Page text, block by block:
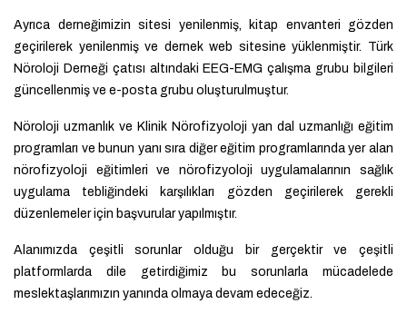
Ayrıca derneğimizin sitesi yenilenmiş, kitap envanteri gözden
geçirilerek yenilenmiş ve dernek web sitesine yüklenmiştir. Türk
Nöroloji Derneği çatısı altındaki EEG-EMG çalışma grubu bilgileri
güncellenmiş ve e-posta grubu oluşturulmuştur.
Nöroloji uzmanlık ve Klinik Nörofizyoloji yan dal uzmanlığı eğitim
programları ve bunun yanı sıra diğer eğitim programlarında yer alan
nörofizyoloji eğitimleri ve nörofizyoloji uygulamalarının sağlık
uygulama tebliğindeki karşılıkları gözden geçirilerek gerekli
düzenlemeler için başvurular yapılmıştır.
Alanımızda çeşitli sorunlar olduğu bir gerçektir ve çeşitli
platformlarda dile getirdiğimiz bu sorunlarla mücadelede
meslektaşlarımızın yanında olmaya devam edeceğiz.